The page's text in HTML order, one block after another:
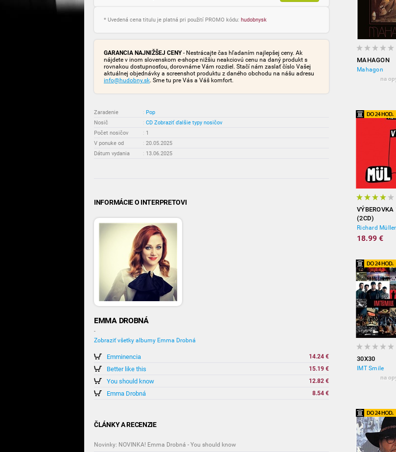
* Uvedená cena titulu je platná pri použití PROMO kódu: hudobnysk
GARANCIA NAJNIŽŠEJ CENY- Nestrácajte čas hľadaním najlepšej ceny. Ak
nájdete v inom slovenskom e-shope nižšiu neakciovú cenu na daný produkt s
rovnakou dostupnosťou, dorovnáme Vám rozdiel. Stačí nám zaslať číslo Vašej
aktuálnej objednávky a screenshot produktu z daného obchodu na nášu adresu
info@hudobny.sk. Sme tu pre Vás a Váš komfort.
Zaradenie : Pop
Nosič
: CD Zobraziť ďalšie typy nosičov
Počet nosičov
: 1
V ponuke od
: 20.05.2025
Dátum vydania
: 13.06.2025
INFORMÁCIE O INTERPRETOVI
EMMA DROBNÁ
-
Zobraziť všetky albumy Emma Drobná
Emminencia 14.24 €
Better like this 15.19 €
You should know 12.82 €
Emma Drobná 8.54 €
ČLÁNKY A RECENZIE
Novinky: NOVINKA! Emma Drobná - You should know
MAHAGON
Mahagon
na
(2CD)
Richard Müller
18.99 €
30X30
IMT Smile
na